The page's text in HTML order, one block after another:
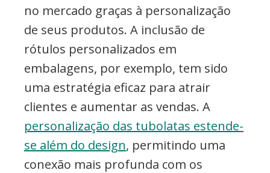
no mercado graças à personalização
de seus produtos. A inclusão de
rótulos personalizados em
embalagens, por exemplo, tem sido
uma estratégia eficaz para atrair
clientes e aumentar as vendas. A
personalização das tubolatas estende-
se além do design, permitindo uma
conexão mais profunda com os